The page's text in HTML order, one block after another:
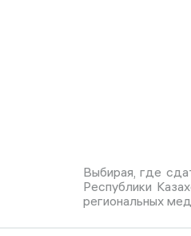
Выбирая, где
Республики
региональных